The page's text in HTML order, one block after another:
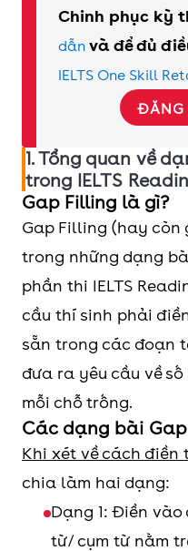
Chinh phục kỳ
dẫn và để đủ
IELTS One Skill
ĐĂNG
1. Tổng quan về
trong IELTS
Gap Filling là gì?
Gap Filling (hay
trong những dạng
phần thi IELTS
cầu thí sinh phải
sẵn trong các đoạn
đưa ra yêu cầu về
mỗi chỗ trống.
Các dạng bài
Khi xét về cách điền
chia làm hai dạng:
Dạng 1: Điền
từ/ cụm từ nằm